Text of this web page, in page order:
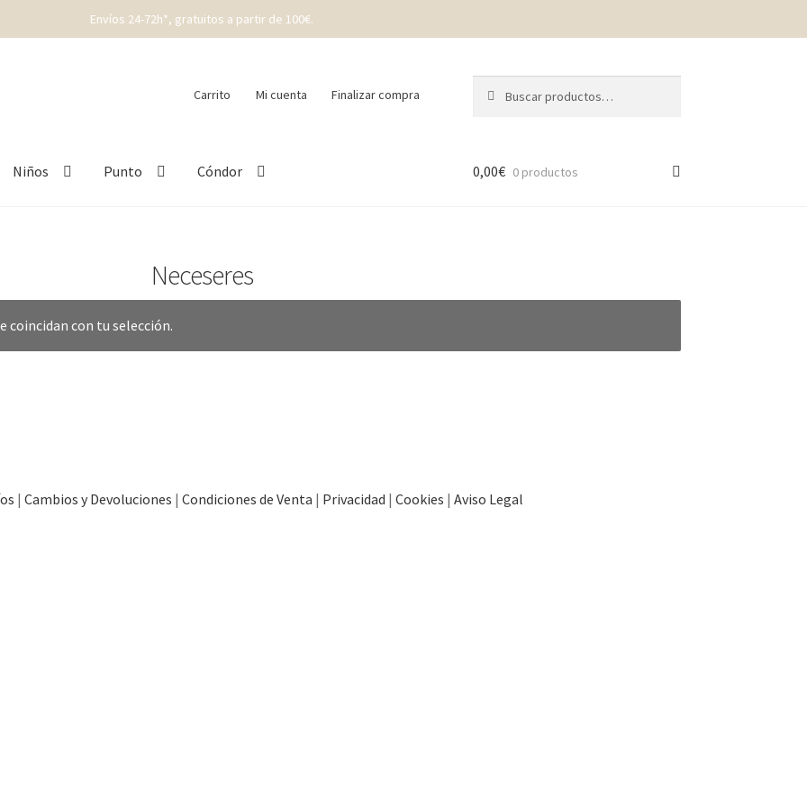
Envíos 24-72h*, gratuitos a partir de 100€.
Carrito Mi cuenta Finalizar compra
por:
Niños Punto Cóndor 0,00€ 0 productos
Neceseres
coincidan con tu selección.
| Cambios y Devoluciones | Condiciones de Venta | Privacidad | Cookies | Aviso Legal